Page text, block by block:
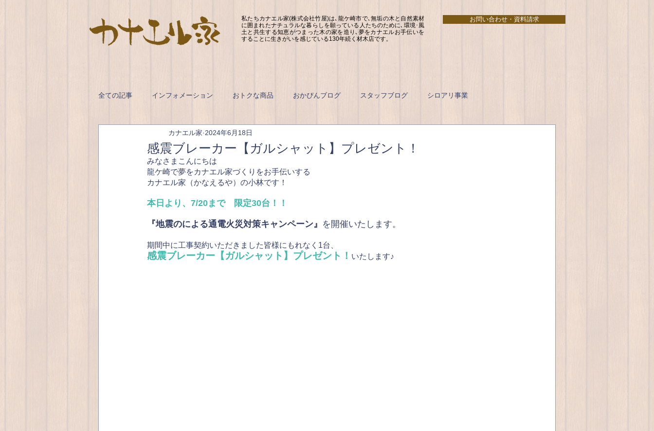
私たちカナエル家(株式会社竹屋)は､龍ケ崎市で､無垢の木と自然素材
に囲まれたナチュラルな暮らしを願っている人たちのために､環境･風
土と共生する知恵がつまった木の家を造り､夢をカナエルお手伝いを
することに生きがいを感じている130年続く材木店です。
お問い合わせ・資料請求
全ての記事 インフォメーション おトクな商品 おかぴんブログ スタッフブログ シロアリ事業
感震ブレーカー【ガルシャット】プレゼント！
カナエル家 2024年6月18日
みなさまこんにちは
龍ケ崎で夢をカナエル家づくりをお手伝いする
カナエル家（かなえるや）の小林です！
本日より、7/20まで　限定30台！！
『地震のによる通電火災対策キャンペーン』 を開催いたします。
期間中に工事契約いただきました皆様にもれなく1台、
感震ブレーカー【ガルシャット】プレゼント！ いたします♪